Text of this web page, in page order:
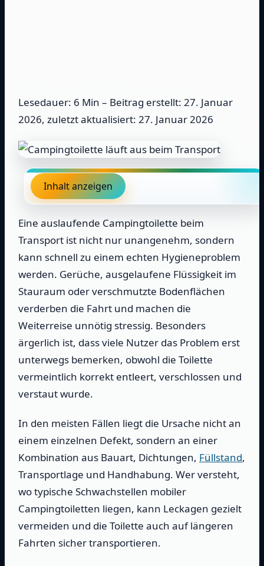
Lesedauer: 6 Min – Beitrag erstellt: 27. Januar
2026, zuletzt aktualisiert: 27. Januar 2026
Inhalt anzeigen
Eine auslaufende Campingtoilette beim
Transport ist nicht nur unangenehm, sondern
kann schnell zu einem echten Hygieneproblem
werden. Gerüche, ausgelaufene Flüssigkeit im
Stauraum oder verschmutzte Bodenflächen
verderben die Fahrt und machen die
Weiterreise unnötig stressig. Besonders
ärgerlich ist, dass viele Nutzer das Problem erst
unterwegs bemerken, obwohl die Toilette
vermeintlich korrekt entleert, verschlossen und
verstaut wurde.
In den meisten Fällen liegt die Ursache nicht an
einem einzelnen Defekt, sondern an einer
Kombination aus Bauart, Dichtungen, Füllstand,
Transportlage und Handhabung. Wer versteht,
wo typische Schwachstellen mobiler
Campingtoiletten liegen, kann Leckagen gezielt
vermeiden und die Toilette auch auf längeren
Fahrten sicher transportieren.